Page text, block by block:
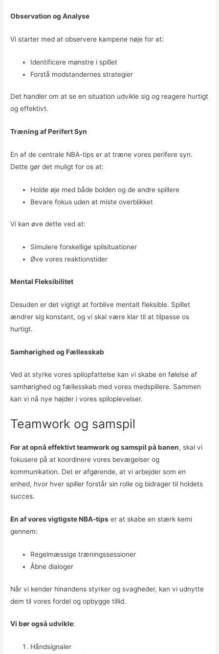
Observation og Analyse
Vi starter med at observere kampene nøje for at:
Identificere mønstre i spillet
Forstå modstandernes strategier
Det handler om at se en situation udvikle sig og reagere hurtigt
og effektivt.
Træning af Perifert Syn
En af de centrale NBA-tips er at træne vores perifere syn.
Dette gør det muligt for os at:
Holde øje med både bolden og de andre spillere
Bevare fokus uden at miste overblikket
Vi kan øve dette ved at:
Simulere forskellige spilsituationer
Øve vores reaktionstider
Mental Fleksibilitet
Desuden er det vigtigt at forblive mentalt fleksible. Spillet
ændrer sig konstant, og vi skal være klar til at tilpasse os
hurtigt.
Samhørighed og Fællesskab
Ved at styrke vores spilopfattelse kan vi skabe en følelse af
samhørighed og fællesskab med vores medspillere. Sammen
kan vi nå nye højder i vores spiloplevelser.
Teamwork og samspil
For at opnå effektivt teamwork og samspil på banen, skal vi
fokusere på at koordinere vores bevægelser og
kommunikation. Det er afgørende, at vi arbejder som en
enhed, hvor hver spiller forstår sin rolle og bidrager til holdets
succes.
En af vores vigtigste NBA-tips er at skabe en stærk kemi
gennem:
Regelmæssige træningssessioner
Åbne dialoger
Når vi kender hinandens styrker og svagheder, kan vi udnytte
dem til vores fordel og opbygge tillid.
Vi bør også udvikle:
Håndsignaler